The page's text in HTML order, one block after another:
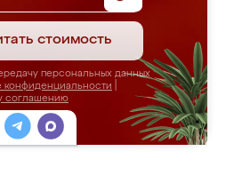
стоимость
персональных данных
конфиденциальности
соглашению